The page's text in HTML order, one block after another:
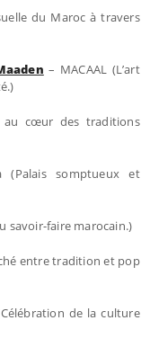
du Maroc à travers
– MACAAL (L’art
au cœur des traditions
(Palais somptueux et
savoir-faire marocain.)
entre tradition et pop
de la culture